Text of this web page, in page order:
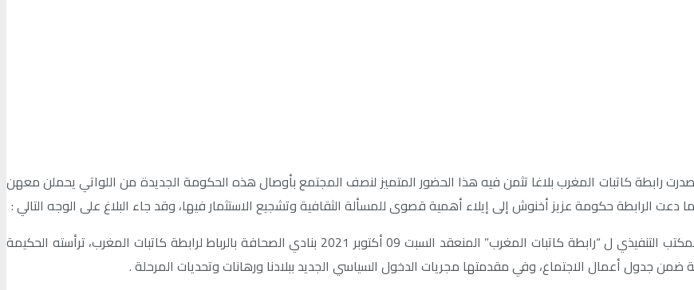
السيد عزيز أخنوش، أصدرت رابطة كاتبات المغرب بلاغا تثمن فيه هذا الحضور المتميز لنصف المجتمع بأوصال هذه الحكومة الجديدة من اللواتي يحملن معهن
دعت الرابطة حكومة عزيز أخنوش إلى إيلاء أهمية قصوى للمسألة الثقافية وتشجيع الاستثمار فيها، وقد جاء البلاغ على الوجه التالي :
على إثر اجتماع جمع مجلس حكيمات ورئيسة المجلس الإداري وعضوات المكتب التنفيذي ل “رابطة كاتبات المغرب” المنعقد السبت 09 أكتوبر 2021 بنادي الصحافة بالرباط لرابطة كاتبات المغرب، ترأسته الحكيمة
جدول أعمال الاجتماع، وفي مقدمتها مجريات الدخول السياسي الجديد ببلادنا ورهانات وتحديات المرحلة .